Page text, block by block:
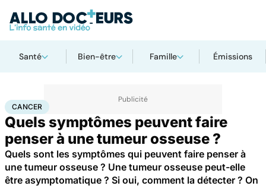
Santé Bien-être Famille Émissions
AccueilSanté Cancer
CANCER
Quels symptômes peuvent faire
penser à une tumeur osseuse ?
Quels sont les symptômes qui peuvent faire penser à
une tumeur osseuse ? Une tumeur osseuse peut-elle
être asymptomatique ? Si oui, comment la détecter ? On